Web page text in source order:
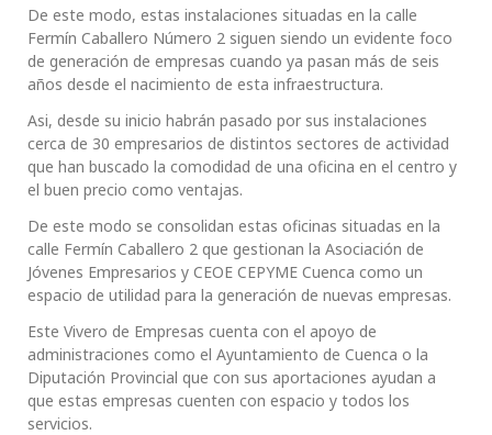
De este modo, estas instalaciones situadas en la calle
Fermín Caballero Número 2 siguen siendo un evidente foco
de generación de empresas cuando ya pasan más de seis
años desde el nacimiento de esta infraestructura.
Asi, desde su inicio habrán pasado por sus instalaciones
cerca de 30 empresarios de distintos sectores de actividad
que han buscado la comodidad de una oficina en el centro y
el buen precio como ventajas.
De este modo se consolidan estas oficinas situadas en la
calle Fermín Caballero 2 que gestionan la Asociación de
Jóvenes Empresarios y CEOE CEPYME Cuenca como un
espacio de utilidad para la generación de nuevas empresas.
Este Vivero de Empresas cuenta con el apoyo de
administraciones como el Ayuntamiento de Cuenca o la
Diputación Provincial que con sus aportaciones ayudan a
que estas empresas cuenten con espacio y todos los
servicios.